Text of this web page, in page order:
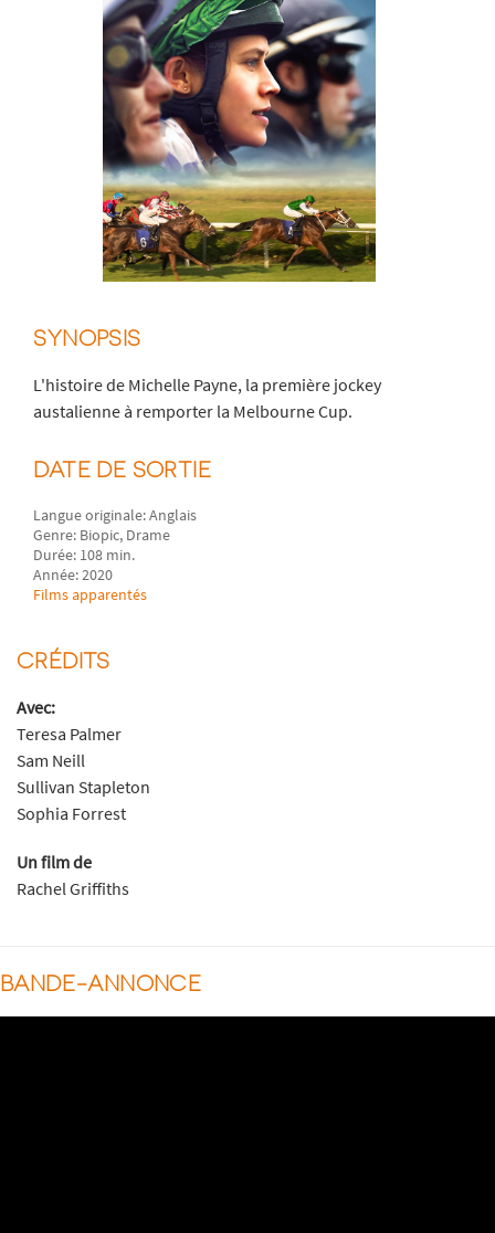
SYNOPSIS
L'histoire de Michelle Payne, la première jockey
austalienne à remporter la Melbourne Cup.
DATE DE SORTIE
Langue originale: Anglais
Genre: Biopic, Drame
Durée: 108 min.
Année: 2020
Films apparentés
CRÉDITS
Avec:
Teresa Palmer
Sam Neill
Sullivan Stapleton
Sophia Forrest
Un film de
Rachel Griffiths
BANDE-ANNONCE